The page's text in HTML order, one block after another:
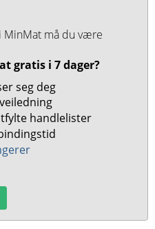
MinMat må du være
gratis i 7 dager?
seg deg
handlelister